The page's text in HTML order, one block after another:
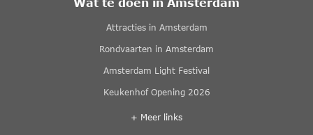
Attracties in Amsterdam
Rondvaarten in Amsterdam
Amsterdam Light Festival
Keukenhof Opening 2026
+ Meer links